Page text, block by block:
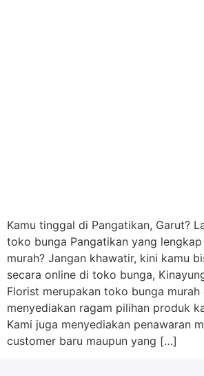
Kamu tinggal di Pangatikan, Garut?
toko bunga Pangatikan yang
murah? Jangan khawatir, kini kamu
secara online di toko bunga,
Florist merupakan toko bunga
menyediakan ragam pilihan produk
Kami juga menyediakan penawaran
customer baru maupun yang […]